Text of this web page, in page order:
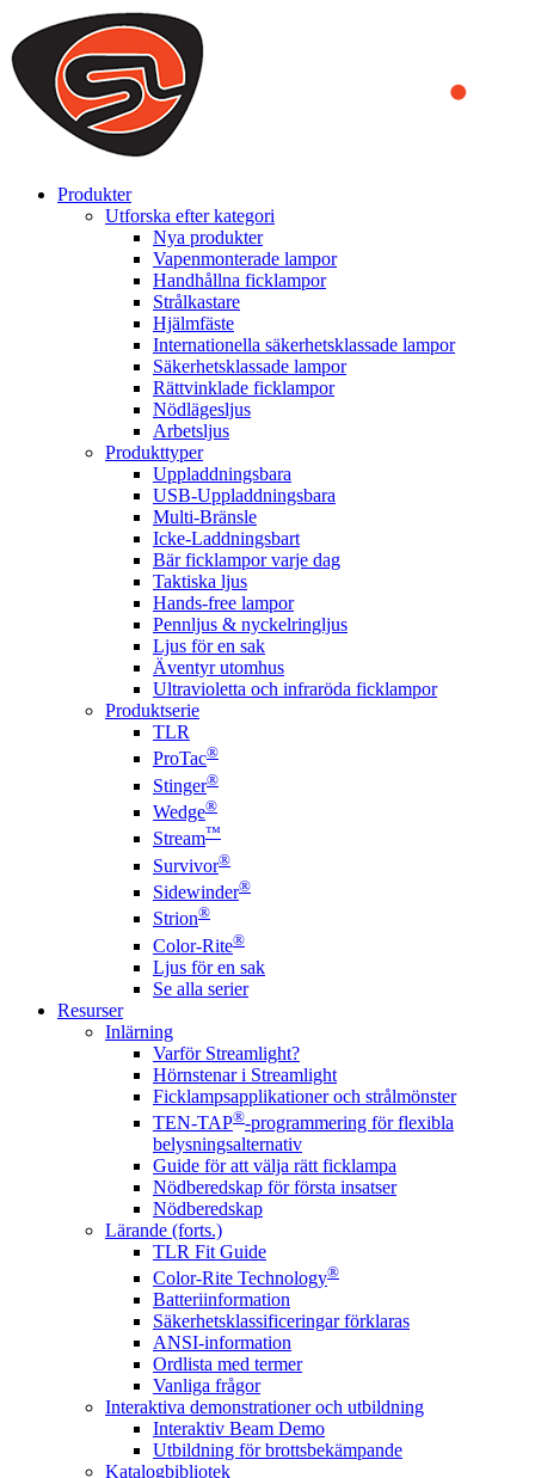
We use cookies to ensure that we provide you the best experience
on our website. By continuing to browse this website, you accept
that cookies are used to help us analyze how the website is used and
to offer you a better experience. To learn more or to find out how
you can disable cookies, you can access our
Produkter
Utforska efter kategori
Nya produkter
Vapenmonterade lampor
Handhållna ficklampor
Strålkastare
Hjälmfäste
Internationella säkerhetsklassade lampor
Säkerhetsklassade lampor
Rättvinklade ficklampor
Nödlägesljus
Arbetsljus
Produkttyper
Uppladdningsbara
USB-Uppladdningsbara
Multi-Bränsle
Icke-Laddningsbart
Bär ficklampor varje dag
Taktiska ljus
Hands-free lampor
Pennljus & nyckelringljus
Ljus för en sak
Äventyr utomhus
Ultravioletta och infraröda ficklampor
Produktserie
TLR
ProTac®
Stinger®
Wedge®
Stream™
Survivor®
Sidewinder®
Strion®
Color-Rite®
Ljus för en sak
Se alla serier
Resurser
Inlärning
Varför Streamlight?
Hörnstenar i Streamlight
Ficklampsapplikationer och strålmönster
TEN-TAP®-programmering för flexibla
belysningsalternativ
Guide för att välja rätt ficklampa
Nödberedskap för första insatser
Nödberedskap
Lärande (forts.)
TLR Fit Guide
Color-Rite Technology®
Batteriinformation
Säkerhetsklassificeringar förklaras
ANSI-information
Ordlista med termer
Vanliga frågor
Interaktiva demonstrationer och utbildning
Interaktiv Beam Demo
Utbildning för brottsbekämpande
Katalogbibliotek